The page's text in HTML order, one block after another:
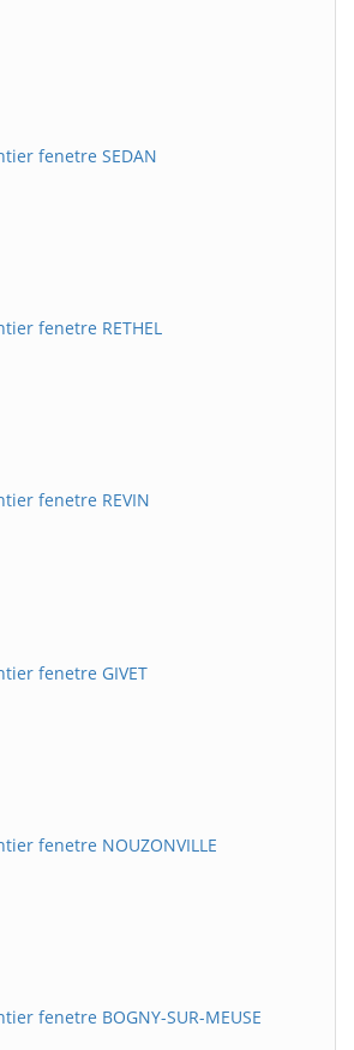
fenetre SEDAN
fenetre RETHEL
fenetre REVIN
fenetre GIVET
fenetre NOUZONVILLE
fenetre BOGNY-SUR-MEUSE